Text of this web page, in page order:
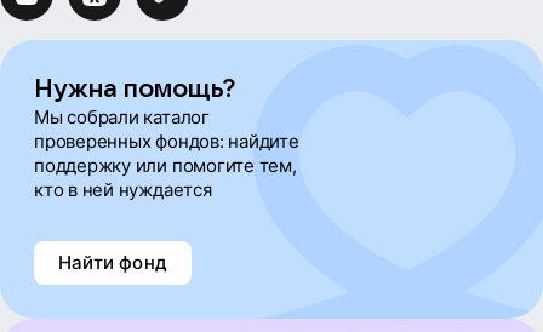
Нужна помощь?
Мы собрали каталог
проверенных фондов: найдите
поддержку или помогите тем,
кто в ней нуждается
Найти фонд